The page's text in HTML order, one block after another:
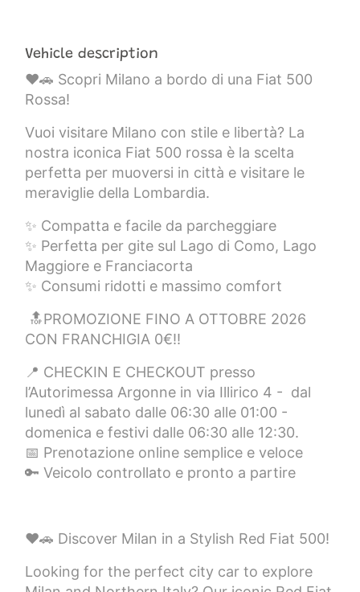
Vehicle description
❤️🚗 Scopri Milano a bordo di una Fiat 500
Rossa!
Vuoi visitare Milano con stile e libertà? La
nostra iconica Fiat 500 rossa è la scelta
perfetta per muoversi in città e visitare le
meraviglie della Lombardia.
✨ Compatta e facile da parcheggiare
✨ Perfetta per gite sul Lago di Como, Lago
Maggiore e Franciacorta
✨ Consumi ridotti e massimo comfort
🔝PROMOZIONE FINO A OTTOBRE 2026
CON FRANCHIGIA 0€!!
📍 CHECKIN E CHECKOUT presso
l’Autorimessa Argonne in via Illirico 4 - dal
lunedì al sabato dalle 06:30 alle 01:00 -
domenica e festivi dalle 06:30 alle 12:30.
📅 Prenotazione online semplice e veloce
🔑 Veicolo controllato e pronto a partire
❤️🚗 Discover Milan in a Stylish Red Fiat 500!
Looking for the perfect city car to explore